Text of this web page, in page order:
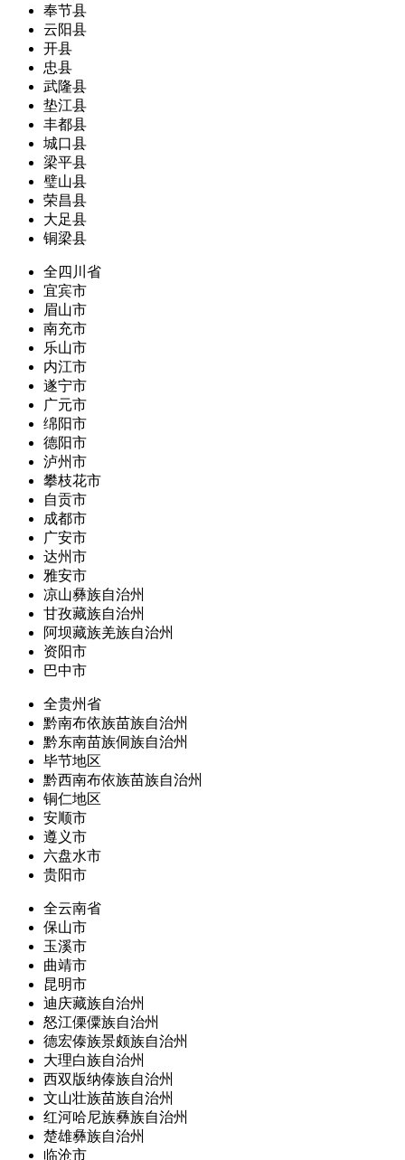
奉节县
云阳县
开县
忠县
武隆县
垫江县
丰都县
城口县
梁平县
璧山县
荣昌县
大足县
铜梁县
全四川省
宜宾市
眉山市
南充市
乐山市
内江市
遂宁市
广元市
绵阳市
德阳市
泸州市
攀枝花市
自贡市
成都市
广安市
达州市
雅安市
凉山彝族自治州
甘孜藏族自治州
阿坝藏族羌族自治州
资阳市
巴中市
全贵州省
黔南布依族苗族自治州
黔东南苗族侗族自治州
毕节地区
黔西南布依族苗族自治州
铜仁地区
安顺市
遵义市
六盘水市
贵阳市
全云南省
保山市
玉溪市
曲靖市
昆明市
迪庆藏族自治州
怒江傈僳族自治州
德宏傣族景颇族自治州
大理白族自治州
西双版纳傣族自治州
文山壮族苗族自治州
红河哈尼族彝族自治州
楚雄彝族自治州
临沧市